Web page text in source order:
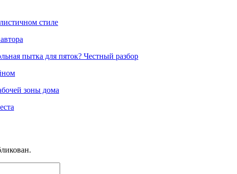
стиле
пытка для пяток? Честный разбор
зоны дома